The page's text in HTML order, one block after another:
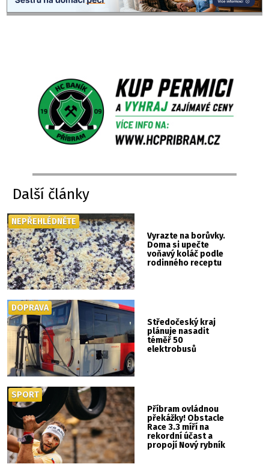
Další články
Vyrazte na borůvky.
Doma si upečte
voňavý koláč podle
rodinného receptu
NEPŘEHLÉDNĚTE
Středočeský kraj
plánuje nasadit
téměř 50
elektrobusů
DOPRAVA
Příbram ovládnou
překážky! Obstacle
Race 3.3 míří na
rekordní účast a
propojí Nový rybník
SPORT